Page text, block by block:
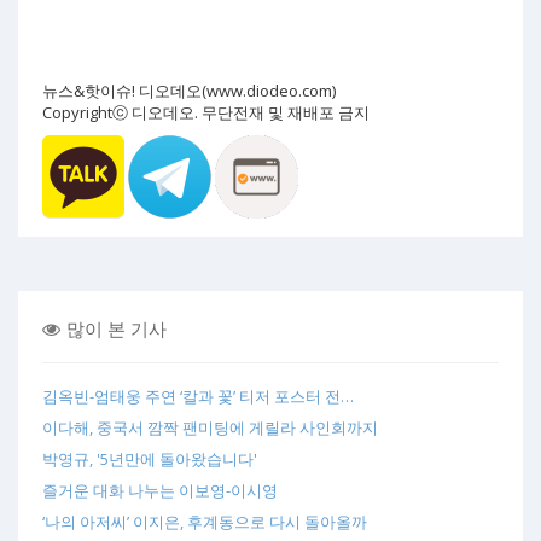
뉴스&핫이슈! 디오데오(www.diodeo.com)
Copyrightⓒ 디오데오. 무단전재 및 재배포 금지
많이 본 기사
김옥빈-엄태웅 주연 ‘칼과 꽃’ 티저 포스터 전…
이다해, 중국서 깜짝 팬미팅에 게릴라 사인회까지
박영규, '5년만에 돌아왔습니다'
즐거운 대화 나누는 이보영-이시영
‘나의 아저씨’ 이지은, 후계동으로 다시 돌아올까